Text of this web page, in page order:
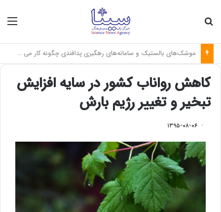
فاصله میان نخبگان و صنعت؛ چالش بزرگ تبدیل علم به فناوری
کاهش رواناب کشور در سایه افزایش
تبخیر و تغییر رژیم بارش
۱۳۹۵-۰۸-۰۶